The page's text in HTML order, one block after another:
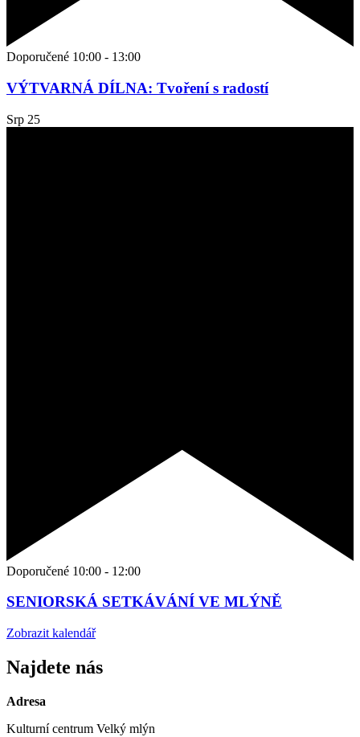
Doporučené 10:00 - 13:00
VÝTVARNÁ DÍLNA: Tvoření s radostí
Srp 25
Doporučené 10:00 - 12:00
SENIORSKÁ SETKÁVÁNÍ VE MLÝNĚ
Zobrazit kalendář
Najdete nás
Adresa
Kulturní centrum Velký mlýn